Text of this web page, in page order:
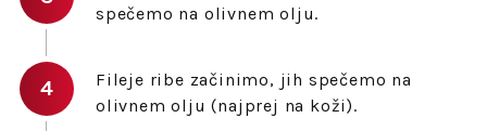
spečemo na olivnem olju.
Fileje ribe začinimo, jih spečemo na
olivnem olju (najprej na koži).